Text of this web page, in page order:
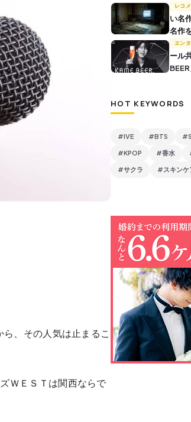
、その人気は止まるこ
ＷＥＳＴは関西ならで
レコ
い名
名作
エン
ール
HOT KEYWORDS
#IVE #BTS
#KPOP #香水
#サクラ #スキンケ